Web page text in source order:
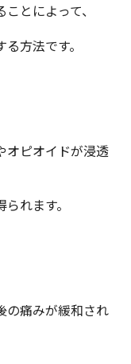
とによって、
方法です。
オピオイドが浸透
れます。
の痛みが緩和され